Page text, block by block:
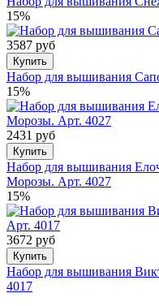
15%
3587 руб
Купить
Набор для вышивания
15%
2431 руб
Купить
Набор для вышивания
Морозы. Арт. 4027
15%
3672 руб
Купить
Набор для вышивания
4017